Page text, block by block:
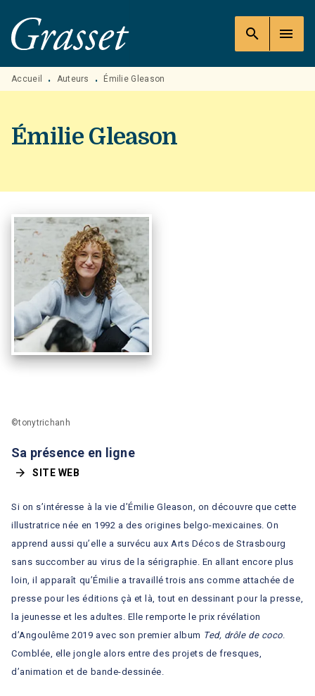
MENU RECHERCHE
PIED DE PAGE
search menu
Accueil • Auteurs • Émilie Gleason
Émilie Gleason
Si on s’intéresse à la vie d’Émilie Gleason, on découvre que cette
illustratrice née en 1992 a des origines belgo-mexicaines. On
apprend aussi qu’elle a survécu aux Arts Décos de Strasbourg
sans succomber au virus de la sérigraphie. En allant encore plus
loin, il apparaît qu’Émilie a travaillé trois ans comme attachée de
presse pour les éditions çà et là, tout en dessinant pour la presse,
la jeunesse et les adultes. Elle remporte le prix révélation
d’Angoulême 2019 avec son premier album Ted, drôle de coco.
Comblée, elle jongle alors entre des projets de fresques,
d’animation et de bande-dessinée.
©tonytrichanh
Sa présence en ligne
arrow_forward SITE WEB